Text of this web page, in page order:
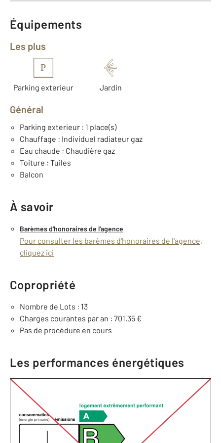
Équipements
Les plus
P
Parking exterieur Jardin
Général
Parking exterieur : 1 place(s)
Chauffage : Individuel radiateur gaz
Eau chaude : Chaudière gaz
Toiture : Tuiles
Balcon
À savoir
Barèmes d'honoraires de l'agence
Pour consulter les barèmes d'honoraires de l'agence,
cliquez ici
Copropriété
Nombre de Lots : 13
Charges courantes par an : 701,35 €
Pas de procédure en cours
Les performances énergétiques